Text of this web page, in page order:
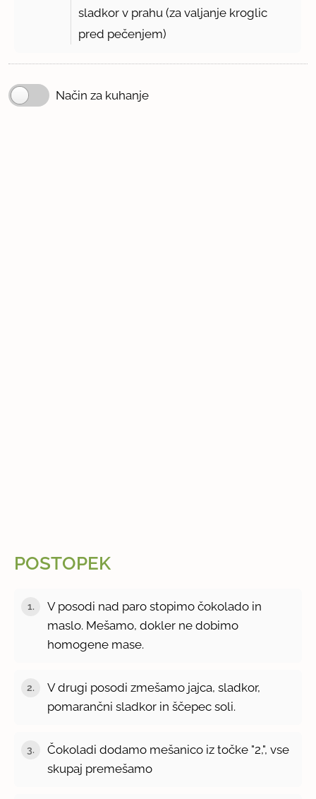
sladkor v prahu (za valjanje kroglic
pred pečenjem)
Način za kuhanje
POSTOPEK
1.
V posodi nad paro stopimo čokolado in
maslo. Mešamo, dokler ne dobimo
homogene mase.
2.
V drugi posodi zmešamo jajca, sladkor,
pomarančni sladkor in ščepec soli.
3.
Čokoladi dodamo mešanico iz točke "2,", vse
skupaj premešamo